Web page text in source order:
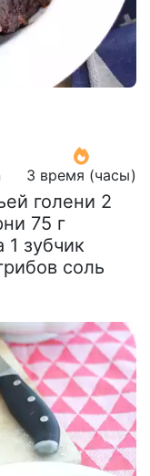
3 время (часы)
голени 2
75 г
1 зубчик
соль